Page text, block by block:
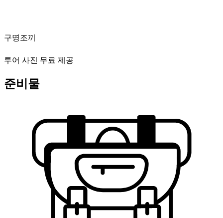
구명조끼
투어 사진 무료 제공
준비물